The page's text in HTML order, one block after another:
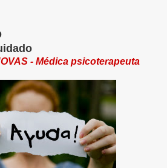
- Médica psicoterapeuta